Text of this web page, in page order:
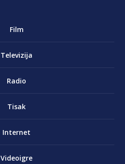
Film
Televizija
Radio
Tisak
Internet
Videoigre